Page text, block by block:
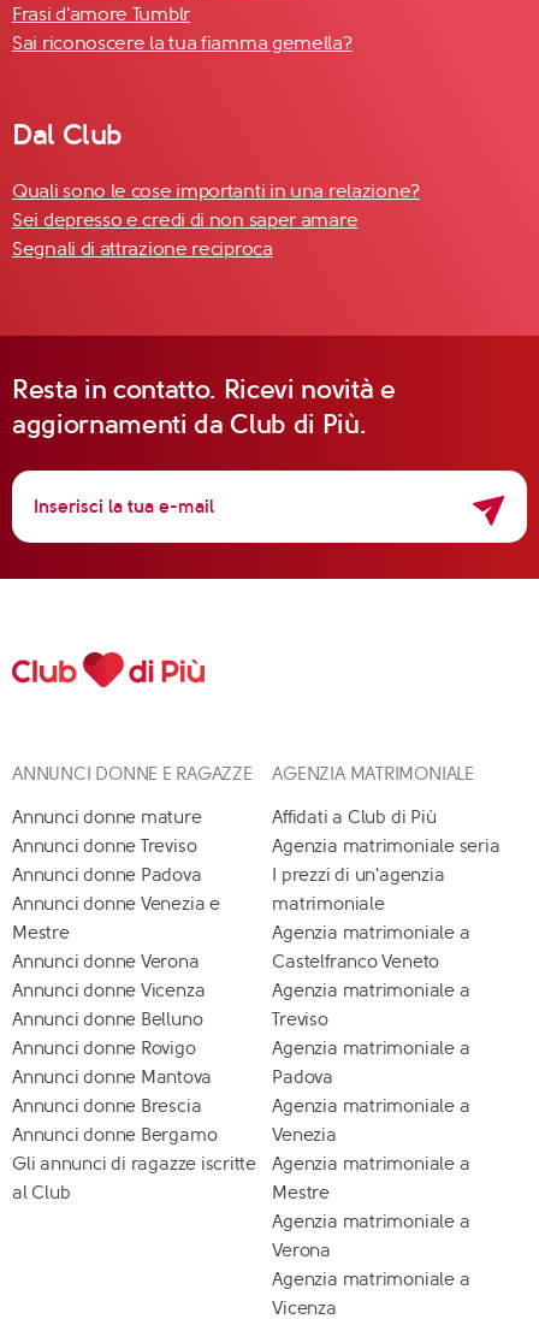
Frasi d'amore Tumblr
Sai riconoscere la tua fiamma gemella?
Dal Club
Quali sono le cose importanti in una relazione?
Sei depresso e credi di non saper amare
Segnali di attrazione reciproca
Resta in contatto. Ricevi novità e
aggiornamenti da Club di Più.
ANNUNCI DONNE E RAGAZZE
Annunci donne mature
Annunci donne Treviso
Annunci donne Padova
Annunci donne Venezia e
Mestre
Annunci donne Verona
Annunci donne Vicenza
Annunci donne Belluno
Annunci donne Rovigo
Annunci donne Mantova
Annunci donne Brescia
Annunci donne Bergamo
Gli annunci di ragazze iscritte
al Club
AGENZIA MATRIMONIALE
Affidati a Club di Più
Agenzia matrimoniale seria
I prezzi di un'agenzia
matrimoniale
Agenzia matrimoniale a
Castelfranco Veneto
Agenzia matrimoniale a
Treviso
Agenzia matrimoniale a
Padova
Agenzia matrimoniale a
Venezia
Agenzia matrimoniale a
Mestre
Agenzia matrimoniale a
Verona
Agenzia matrimoniale a
Vicenza